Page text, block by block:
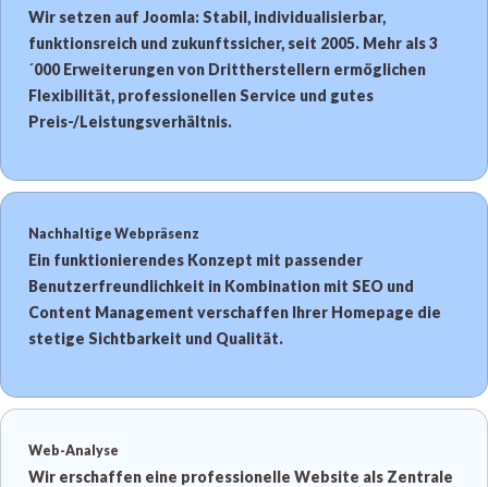
Wir setzen auf Joomla: Stabil, individualisierbar,
funktionsreich und zukunftssicher, seit 2005. Mehr als 3
´000 Erweiterungen von Drittherstellern ermöglichen
Flexibilität, professionellen Service und gutes
Preis-/Leistungsverhältnis.
Nachhaltige Webpräsenz
Ein funktionierendes Konzept mit passender
Benutzerfreundlichkeit in Kombination mit SEO und
Content Management verschaffen Ihrer Homepage die
stetige Sichtbarkeit und Qualität.
Web-Analyse
Wir erschaffen eine professionelle Website als Zentrale